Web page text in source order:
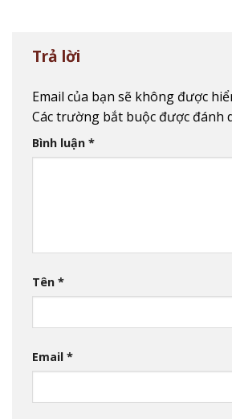
Trả lời
Email của bạn sẽ không được
Các trường bắt buộc được đánh
Bình luận *
Tên *
Email *